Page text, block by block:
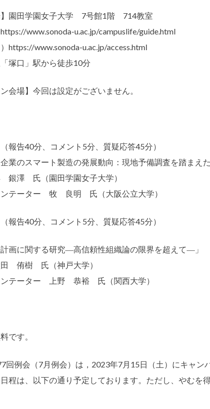
】園田学園女子大学 7号館1階 714教室
https://www.sonoda-u.ac.jp/campuslife/guide.html
）https://www.sonoda-u.ac.jp/access.html
塚口」駅から徒歩10分
ン会場】今回は設定がございません。
報告40分、コメント5分、質疑応答45分）
企業のスマート製造の発展動向：現地予備調査を踏まえ
澤 氏（園田学園女子大学）
ンテーター 牧 良明 氏（大阪公立大学）
報告40分、コメント5分、質疑応答45分）
計画に関する研究―高信頼性組織論の限界を超えて―」
侑樹 氏（神戸大学）
ンテーター 上野 恭裕 氏（関西大学）
です。
回例会（7月例会）は，2023年7月15日（土）にキャ
程は、以下の通り予定しております。ただし、やむを